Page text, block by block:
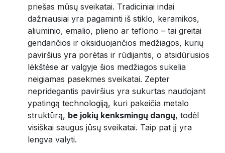
priešas mūsų sveikatai. Tradiciniai indai
dažniausiai yra pagaminti iš stiklo, keramikos,
aliuminio, emalio, plieno ar teflono – tai greitai
gendančios ir oksiduojančios medžiagos, kurių
paviršius yra porėtas ir rūdijantis, o atsidūrusios
lėkštėse ar valgyje šios medžiagos sukelia
neigiamas pasekmes sveikatai. Zepter
nepridegantis paviršius yra sukurtas naudojant
ypatingą technologiją, kuri pakeičia metalo
struktūrą, be jokių kenksmingų dangų, todėl
visiškai saugus jūsų sveikatai. Taip pat jį yra
lengva valyti.